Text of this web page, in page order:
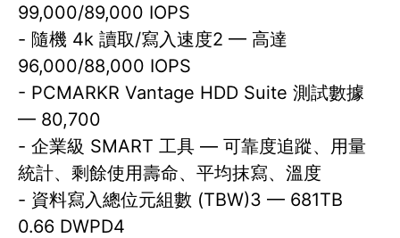
99,000/89,000 IOPS
- 隨機 4k 讀取/寫入速度2 — 高達
96,000/88,000 IOPS
- PCMARKR Vantage HDD Suite 測試數據
— 80,700
- 企業級 SMART 工具 — 可靠度追蹤、用量
統計、剩餘使用壽命、平均抹寫、溫度
- 資料寫入總位元組數 (TBW)3 — 681TB
0.66 DWPD4